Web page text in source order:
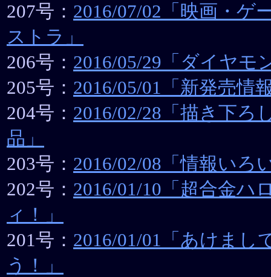
207号： 2016/07/02「映画・ゲ
ストラ」
206号： 2016/05/29「ダイヤモ
205号： 2016/05/01「新発売情
204号： 2016/02/28「描き下ろ
品」
203号： 2016/02/08「情報いろ
202号： 2016/01/10「超合金ハ
ィ！」
201号： 2016/01/01「あけまし
う！」